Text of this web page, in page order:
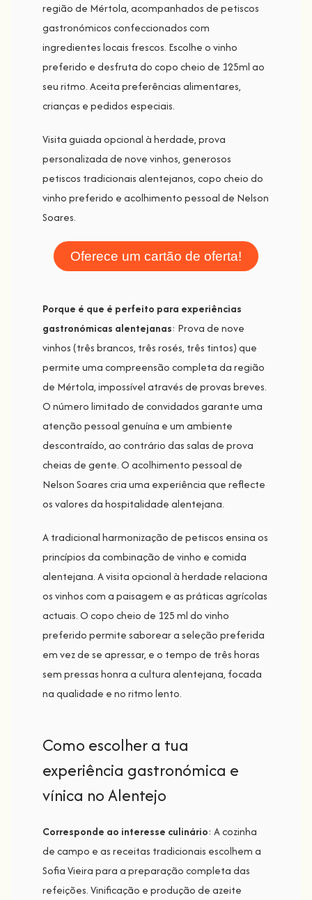
região de Mértola, acompanhados de petiscos
gastronómicos confeccionados com
ingredientes locais frescos. Escolhe o vinho
preferido e desfruta do copo cheio de 125ml ao
seu ritmo. Aceita preferências alimentares,
crianças e pedidos especiais.
Visita guiada opcional à herdade, prova
personalizada de nove vinhos, generosos
petiscos tradicionais alentejanos, copo cheio do
vinho preferido e acolhimento pessoal de Nelson
Soares.
Oferece um cartão de oferta!
Porque é que é perfeito para experiências
gastronómicas alentejanas: Prova de nove
vinhos (três brancos, três rosés, três tintos) que
permite uma compreensão completa da região
de Mértola, impossível através de provas breves.
O número limitado de convidados garante uma
atenção pessoal genuína e um ambiente
descontraído, ao contrário das salas de prova
cheias de gente. O acolhimento pessoal de
Nelson Soares cria uma experiência que reflecte
os valores da hospitalidade alentejana.
A tradicional harmonização de petiscos ensina os
princípios da combinação de vinho e comida
alentejana. A visita opcional à herdade relaciona
os vinhos com a paisagem e as práticas agrícolas
actuais. O copo cheio de 125 ml do vinho
preferido permite saborear a seleção preferida
em vez de se apressar, e o tempo de três horas
sem pressas honra a cultura alentejana, focada
na qualidade e no ritmo lento.
Como escolher a tua
experiência gastronómica e
vínica no Alentejo
Corresponde ao interesse culinário: A cozinha
de campo e as receitas tradicionais escolhem a
Sofia Vieira para a preparação completa das
refeições. Vinificação e produção de azeite